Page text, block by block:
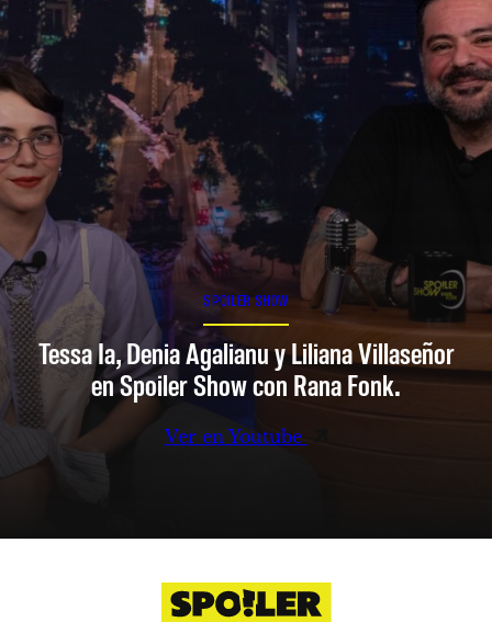
SPOILER SHOW
Tessa Ia, Denia Agalianu y Liliana Villaseñor
en Spoiler Show con Rana Fonk.
Ver en Youtube